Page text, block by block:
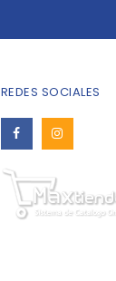
REDES SOCIALES